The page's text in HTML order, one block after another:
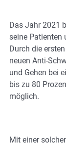
Das Jahr 2021
seine Patienten
Durch die
neuen Anti-
und Gehen bei
bis zu 80
möglich.
Mit einer